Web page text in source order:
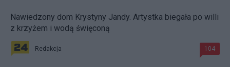
Nawiedzony dom Krystyny Jandy. Artystka biegała po willi
z krzyżem i wodą święconą
Redakcja 104